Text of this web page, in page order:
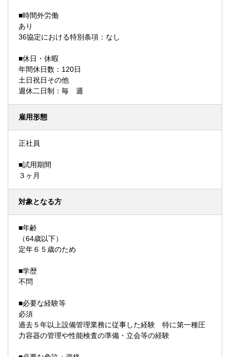
■時間外労働
あり
36協定における特別条項：なし
■休日・休暇
年間休日数：120日
土日祝日その他
週休二日制：毎 週
雇用形態
正社員
■試用期間
３ヶ月
対象となる方
■年齢
（64歳以下）
定年６５歳のため
■学歴
不問
■必要な経験等
必須
過去５年以上設備管理業務に従事した経験 特に第一種圧
力容器の管理や性能検査の準備・立会等の経験